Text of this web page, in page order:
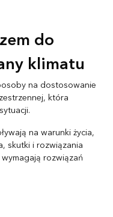
do
klimatu
na dostosowanie
która
na warunki życia,
skutki i rozwiązania
rozwiązań